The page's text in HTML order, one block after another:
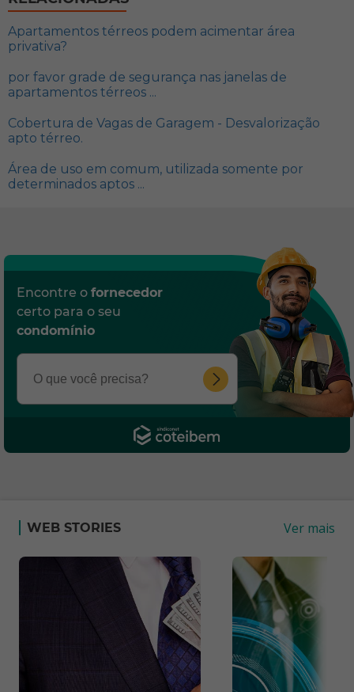
Apartamentos térreos podem acimentar área
privativa?
por favor grade de segurança nas janelas de
apartamentos térreos ...
Cobertura de Vagas de Garagem - Desvalorização
apto térreo.
Área de uso em comum, utilizada somente por
determinados aptos ...
Encontre o fornecedor
certo para o seu
condomínio
WEB STORIES Ver mais